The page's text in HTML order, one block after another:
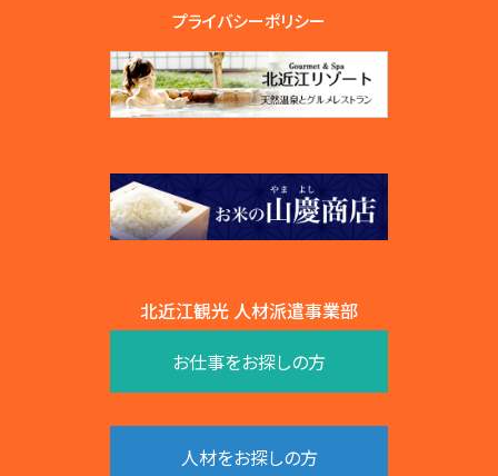
プライバシーポリシー
北近江観光 人材派遣事業部
お仕事をお探しの方
人材をお探しの方